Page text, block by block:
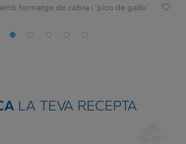
formatge de cabra i ‘pico de gallo’
LA TEVA RECEPTA